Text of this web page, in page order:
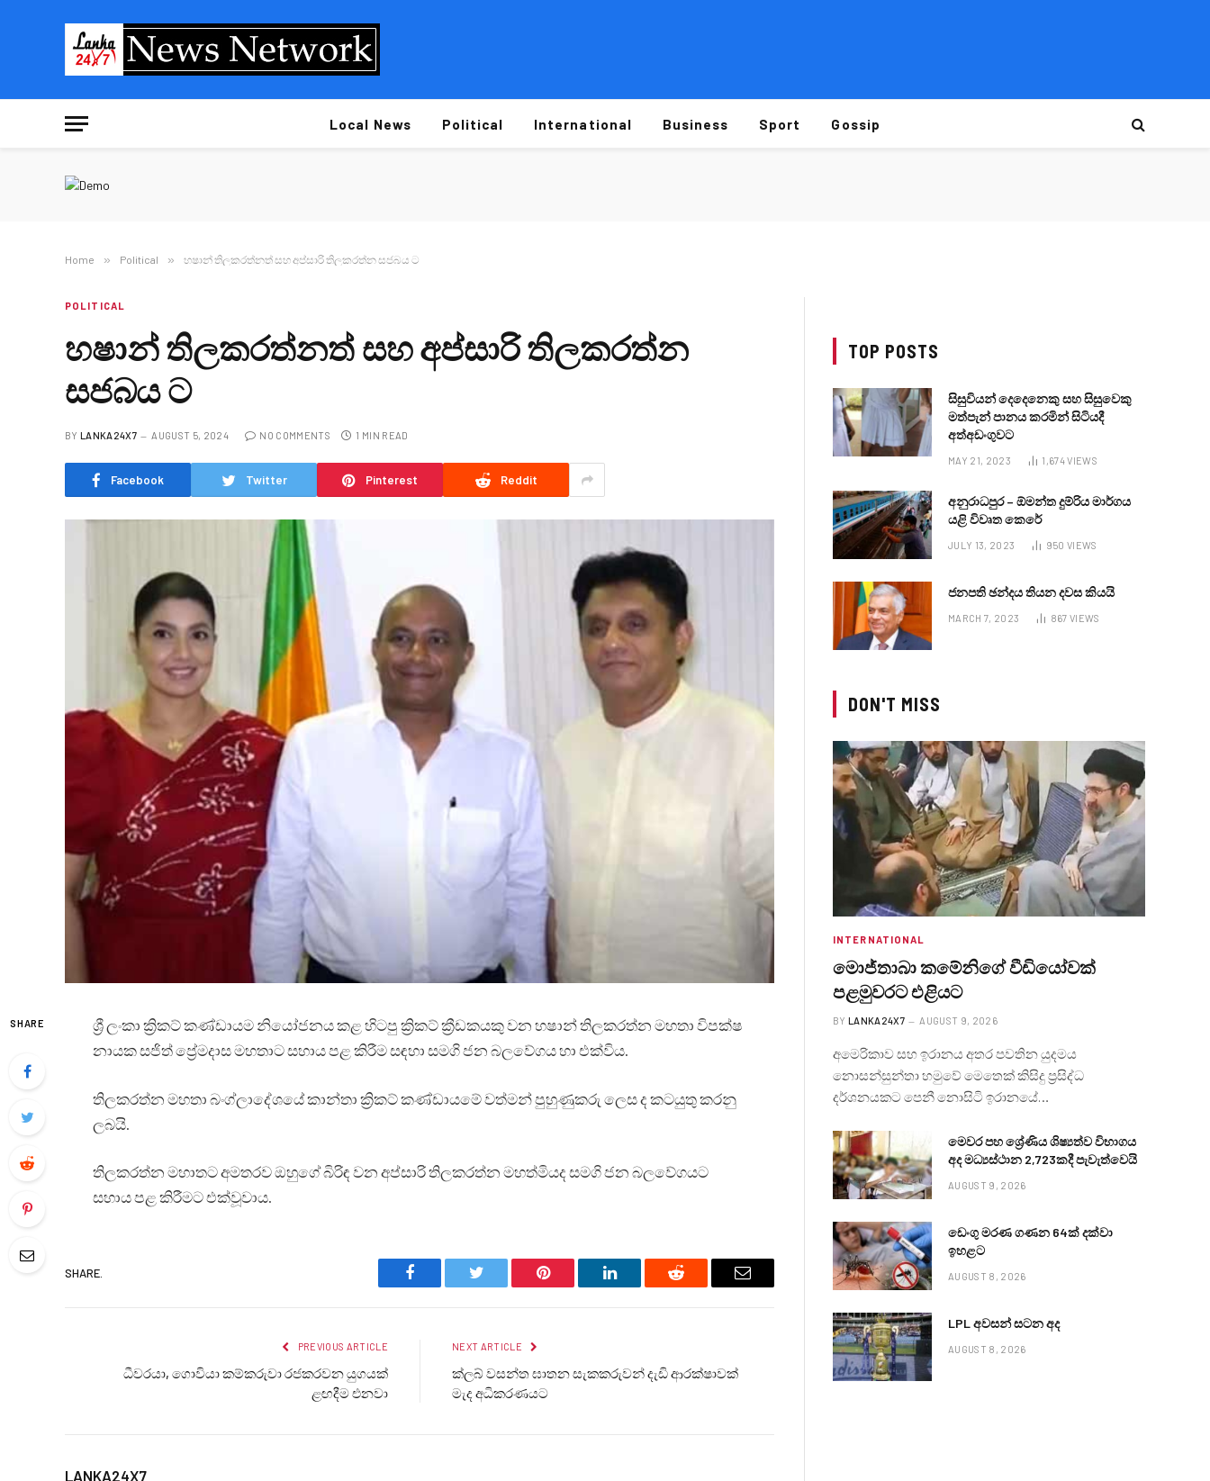
Local News Political International Business Sport Gossip
Home » Political » හෂාන් තිලකරත්නත් සහ අප්සාරි තිලකරත්න සජබය ට
POLITICAL
හෂාන් තිලකරත්නත් සහ අප්සාරි තිලකරත්න
සජබය ට
BY LANKA24X7 AUGUST 5, 2024 NO COMMENTS 1 MIN READ
Facebook Twitter Pinterest Reddit
SHARE
ශ්‍රී ලංකා ක්‍රිකට් කණ්ඩායම නියෝජනය කළ හිටපු ක්‍රිකට් ක්‍රීඩකයකු වන හෂාන් තිලකරත්න මහතා විපක්ෂ
නායක සජිත් ප්‍රේමදාස මහතාට සහාය පළ කිරීම සඳහා සමගි ජන බලවේගය හා එක්විය.
තිලකරත්න මහතා බංග්ලාදේශයේ කාන්තා ක්‍රිකට් කණ්ඩායමේ වත්මන් පුහුණුකරු ලෙස ද කටයුතු කරනු
ලබයි.
තිලකරත්න මහාතට අමතරව ඔහුගේ බිරිඳ වන අප්සාරි තිලකරත්න මහත්මියද සමගි ජන බලවේගයට
සහාය පළ කිරීමට එක්වූවාය.
SHARE.
Facebook Twitter Pinterest LinkedIn Reddit Email
PREVIOUS ARTICLE
ධීවරයා, ගොවියා කම්කරුවා රජකරවන යුගයක්
ළඟදීම එනවා
NEXT ARTICLE
ක්ලබ් වසන්ත ඝාතන සැකකරුවන් දැඩි ආරක්ෂාවක්
මැද අධිකරණයට
LANKA24X7
TOP POSTS
සිසුවියන් දෙදෙනෙකු සහ සිසුවෙකු
මත්පැන් පානය කරමින් සිටියදී
අත්අඩංගුවට
MAY 21, 2023 1,674VIEWS
අනුරාධපුර – ඕමන්ත දුම්රිය මාර්ගය
යළි විවෘත කෙරේ
JULY 13, 2023 950 VIEWS
ජනපති ඡන්දය තියන දවස කියයි
MARCH 7, 2023 867 VIEWS
DON'T MISS
INTERNATIONAL
මොජ්තාබා කමේනිගේ වීඩියෝවක්
පළමුවරට එළියට
BY LANKA24X7 AUGUST 9, 2026
අමෙරිකාව සහ ඉරානය අතර පවතින යුදමය
නොසන්සුන්තා හමුවේ මෙතෙක් කිසිදු ප්‍රසිද්ධ
දර්ශනයකට පෙනී නොසිටි ඉරානයේ…
මෙවර පහ ශ්‍රේණිය ශිෂ්‍යත්ව විභාගය
අද මධ්‍යස්ථාන 2,723කදී පැවැත්වෙයි
AUGUST 9, 2026
ඩෙංගු මරණ ගණන 64ක් දක්වා
ඉහළට
AUGUST 8, 2026
LPL අවසන් සටන අද
AUGUST 8, 2026